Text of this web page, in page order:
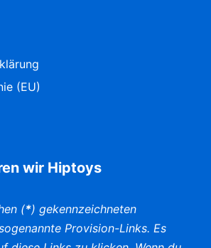
(EU)
wir Hiptoys
(*) gekennzeichneten
Provision-Links. Es